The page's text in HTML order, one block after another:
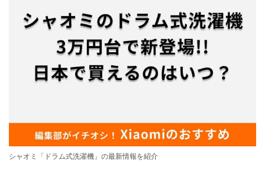
シャオミ「ドラム式洗濯機」の最新情報を紹介